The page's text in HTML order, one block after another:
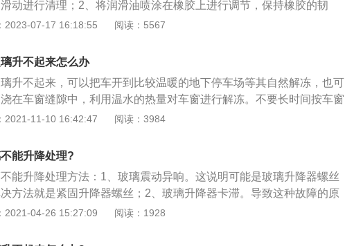
形成雾气。车玻璃除雾的方法：空调制冷：利用空调制冷除湿功能，
度的方法去除雾汽。当夏天特别是多人进入车内以后，没有及时开空
空调除湿功能，稍许即可除去前风挡上的雾汽。但是如果湿气过大，
效果不明显时，可稍微打开一点车窗，使之快速降低驾驶室内的湿度。
和空调相配合使用，效果会更快些。空调暖风：利用降低温度差的方
面的温差，可及时防止前风挡玻璃的雾汽过重，但有一点说明，后面
，空调打开，有利于除湿；空调温度控制不要处于最冷位置，否则长
挡玻璃外侧容易起雾。喷涂防雾剂等预防：将少许除雾剂喷于汽车玻
擦拭干净，即可除去玻璃窗上的污垢、斑痕。在擦亮玻璃的同时，在
一薄层透明的保护膜，它可以有效地防止水汽在玻璃上的凝结而形成
等待晾干后再用麂皮或柔软的干布擦净多余纤维，它能在几天之内保
动进行清理；2、将润滑油喷涂在橡胶上进行调节，保持橡胶的韧
裂；3、更换玻璃升降器总成。汽车玻璃升降卡顿的原因是：1、玻璃
。汽车玻璃的作用是：满足车内采光、通风及司乘人员视野的需要，根
装位置不同可分为前风窗、后风窗、侧窗、门窗。
2023-07-17 16:18:55 阅读：5567
升不起来怎么办
升不起来，可以把车开到比较温暖的地下停车场等其自然解冻，也可
在车窗缝隙中，利用温水的热量对车窗进行解冻。不要长时间按车窗
导致电机过热容易烧坏电机。除了车窗被冻住之外，还有可能是车窗
丝松动。三，玻璃升降器损坏。四，导轨的安装位置出现偏差。还有
路故障了，可以去专业门店进行检修。冬季洗车之后应该尽快把水渍擦
避免车辆窗户被冻住。也可以尝试使用车窗除冰剂进行除冰，简单方
2021-11-10 16:42:47 阅读：3984
能升降处理?
能升降处理方法：1、玻璃震动异响。这说明可能是玻璃升降器螺丝
方法就是紧固升降器螺丝；2、玻璃升降器卡滞。导致这种故障的原
璃泥槽变形或损坏、升降器固定螺丝松动、导轨安装位置偏差或者玻
3、所有玻璃升降器都无法工作。造成这种故障的原因可能是组合开
2021-04-26 15:27:09 阅读：1928